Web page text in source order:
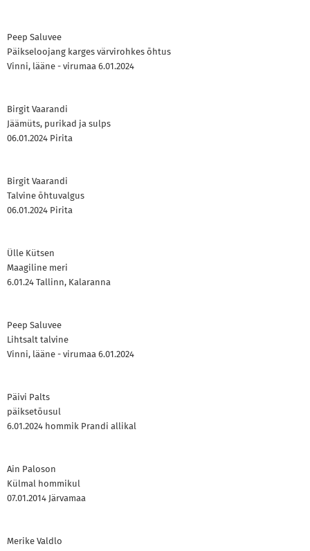
Peep Saluvee
Päikseloojang karges värvirohkes õhtus
Vinni, lääne - virumaa 6.01.2024
Birgit Vaarandi
Jäämüts, purikad ja sulps
06.01.2024 Pirita
Birgit Vaarandi
Talvine õhtuvalgus
06.01.2024 Pirita
Ülle Kütsen
Maagiline meri
6.01.24 Tallinn, Kalaranna
Peep Saluvee
Lihtsalt talvine
Vinni, lääne - virumaa 6.01.2024
Päivi Palts
päiksetõusul
6.01.2024 hommik Prandi allikal
Ain Paloson
Külmal hommikul
07.01.2014 Järvamaa
Merike Valdlo